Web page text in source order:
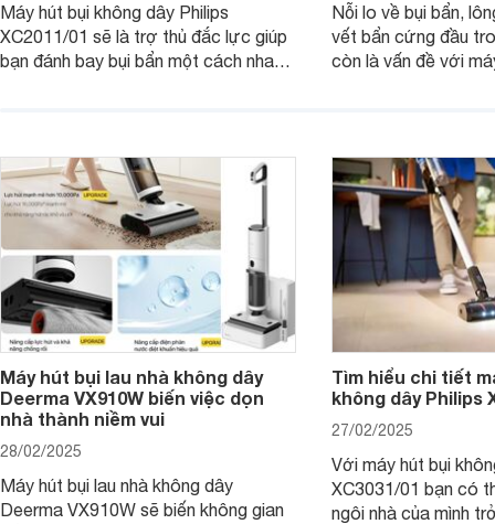
Máy hút bụi không dây Philips
XC2011/01 sẽ là trợ thủ đắc lực giúp
bạn đánh bay bụi bẩn một cách nhanh
năng nổi bật của sản phẩm này nhé.
Nỗi lo về bụi bẩn,
vết bẩn cứng đầu
còn là vấn đề với
ngóc ngách, trả lại
gian sống sạch sẽ
Máy hút bụi lau nhà không dây
Deerma VX910W biến việc dọn
nhà thành niềm vui
28/02/2025
Máy hút bụi lau nhà không dây
Deerma VX910W sẽ biến không gian
Tìm hiểu chi tiết
không dây Philips
27/02/2025
Với máy hút bụi
XC3031/01 bạn có
ngôi nhà của mình